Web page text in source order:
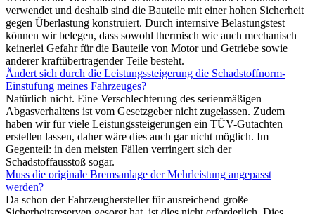
verwendet und deshalb sind die Bauteile mit einer hohen Sicherheit
gegen Überlastung konstruiert. Durch internsive Belastungstest
können wir belegen, dass sowohl thermisch wie auch mechanisch
keinerlei Gefahr für die Bauteile von Motor und Getriebe sowie
anderer kraftübertragender Teile besteht.
Ändert sich durch die Leistungssteigerung die Schadstoffnorm-
Einstufung meines Fahrzeuges?
Natürlich nicht. Eine Verschlechterung des serienmäßigen
Abgasverhaltens ist vom Gesetzgeber nicht zugelassen. Zudem
haben wir für viele Leistungssteigerungen ein TÜV-Gutachten
erstellen lassen, daher wäre dies auch gar nicht möglich. Im
Gegenteil: in den meisten Fällen verringert sich der
Schadstoffausstoß sogar.
Muss die originale Bremsanlage der Mehrleistung angepasst
werden?
Da schon der Fahrzeughersteller für ausreichend große